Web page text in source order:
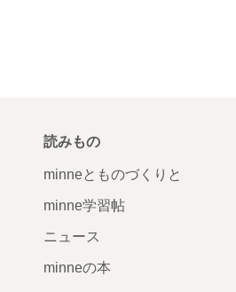
読みもの
minneとものづくりと
minne学習帖
ニュース
minneの本